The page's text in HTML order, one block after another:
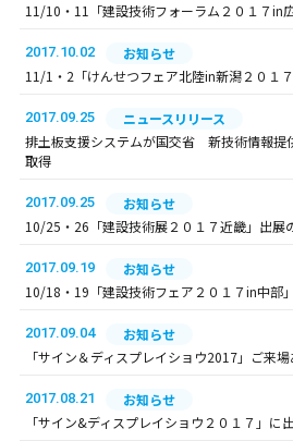
11/10・11「建設技術フォーラム２０１７in
2017.10.02
お知らせ
11/1・2「けんせつフェア北陸in新潟２０１
2017.09.25
ニュースリリース
排土板支援システムが国交省 新技術情報提
取得
2017.09.25
お知らせ
10/25・26「建設技術展２０１７近畿」出展
2017.09.19
お知らせ
10/18・19「建設技術フェア２０１７in中部
2017.09.04
お知らせ
「サイン＆ディスプレイショウ2017」ご来
2017.08.21
お知らせ
「サイン&ディスプレイショウ２０１７」に